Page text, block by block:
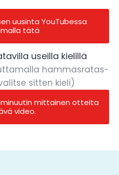
uusinta YouTubessa
tätä
useilla kielillä
hammasratas-
sitten kieli)
minuutin mittainen otteita
video.